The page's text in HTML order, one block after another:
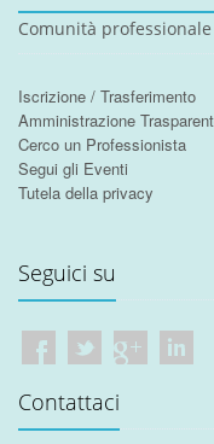
Comunità
Iscrizione / Trasferimento
Amministrazione
Cerco un Professionista
Segui gli Eventi
Tutela della privacy
Seguici su
Contattaci